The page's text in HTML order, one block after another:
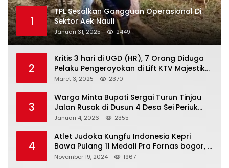
1
TPL Sesalkan Gangguan Operasional Di
Sektor Aek Nauli
Januari 31, 2025 2449
2
Kritis 3 hari di UGD (HR), 7 Orang Diduga
Pelaku Pengeroyokan di Lift KTV Majestik
Melenggang Bebas, Kantor Hukum JAP
Tanjungpinang
Maret 3, 2025 2370
3
Warga Minta Bupati Sergai Turun Tinjau
Jalan Rusak di Dusun 4 Desa Sei Periuk
Serdang Bedagai
Januari 4, 2026 2355
4
Atlet Judoka Kungfu Indonesia Kepri
Bawa Pulang 11 Medali Pra Fornas bogor, 3
Emas dan 8 Perunggu.
November 19, 2024 1967